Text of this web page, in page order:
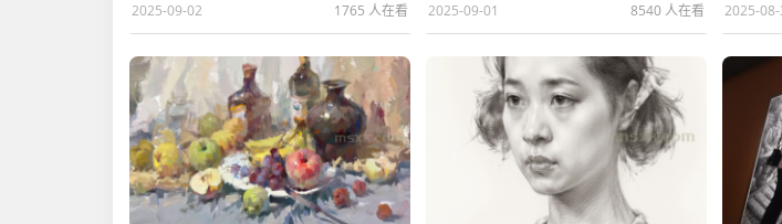
2025-09-02 1765 人在看 2025-09-01 8540 人在看 2025-08-